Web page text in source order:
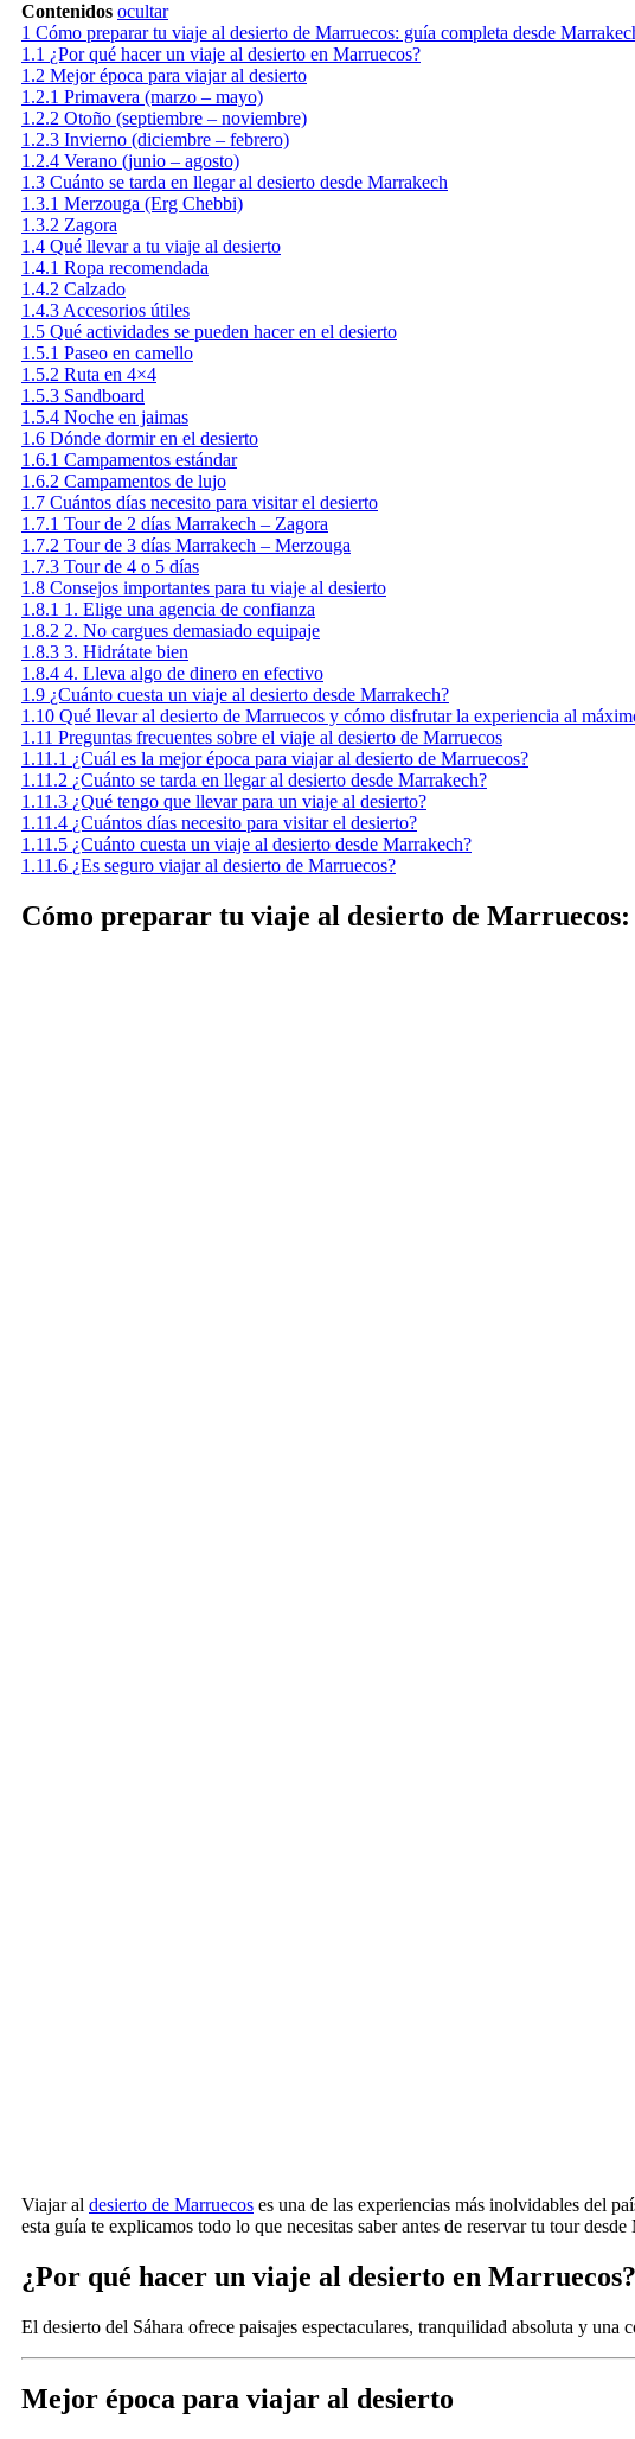
Contenidos ocultar
1 Cómo preparar tu viaje al desierto de Marruecos: guía completa desde
1.1 ¿Por qué hacer un viaje al desierto en Marruecos?
1.2 Mejor época para viajar al desierto
1.2.1 Primavera (marzo – mayo)
1.2.2 Otoño (septiembre – noviembre)
1.2.3 Invierno (diciembre – febrero)
1.2.4 Verano (junio – agosto)
1.3 Cuánto se tarda en llegar al desierto desde Marrakech
1.3.1 Merzouga (Erg Chebbi)
1.3.2 Zagora
1.4 Qué llevar a tu viaje al desierto
1.4.1 Ropa recomendada
1.4.2 Calzado
1.4.3Accesorios útiles
1.5 Qué actividades se pueden hacer en el desierto
1.5.1 Paseo en camello
1.5.2 Ruta en 4×4
1.5.3 Sandboard
1.5.4 Noche en jaimas
1.6 Dónde dormir en el desierto
1.6.1 Campamentos estándar
1.6.2 Campamentos de lujo
1.7 Cuántos días necesito para visitar el desierto
1.7.1 Tour de 2 días Marrakech – Zagora
1.7.2 Tour de 3 días Marrakech – Merzouga
1.7.3 Tour de 4 o 5 días
1.8 Consejos importantes para tu viaje al desierto
1.8.1 1. Elige una agencia de confianza
1.8.2 2. No cargues demasiado equipaje
1.8.3 3. Hidrátate bien
1.8.4 4. Lleva algo de dinero en efectivo
1.9 ¿Cuánto cuesta un viaje al desierto desde Marrakech?
1.10 Qué llevar al desierto de Marruecos y cómo disfrutar la experiencia al
1.11 Preguntas frecuentes sobre el viaje al desierto de Marruecos
1.11.1 ¿Cuál es la mejor época para viajar al desierto de Marruecos?
1.11.2 ¿Cuánto se tarda en llegar al desierto desde Marrakech?
1.11.3 ¿Qué tengo que llevar para un viaje al desierto?
1.11.4 ¿Cuántos días necesito para visitar el desierto?
1.11.5 ¿Cuánto cuesta un viaje al desierto desde Marrakech?
1.11.6 ¿Es seguro viajar al desierto de Marruecos?
Cómo preparar tu viaje al desierto de
Viajar al desierto de Marruecos es una de las experiencias más inolvidables del
esta guía te explicamos todo lo que necesitas saber antes de reservar tu tour desde
¿Por qué hacer un viaje al desierto en Marruecos?
El desierto del Sáhara ofrece paisajes espectaculares, tranquilidad absoluta y
Mejor época para viajar al desierto